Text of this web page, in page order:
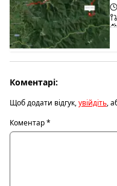
Коментарі:
Щоб додати відгук,увійдіть,
Коментар*